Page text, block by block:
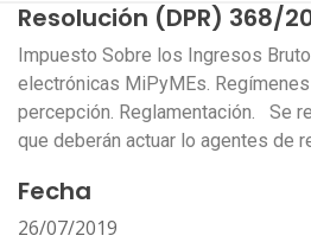
Resolución (DPR) 368/
Impuesto Sobre los Ingresos
electrónicas MiPyMEs.
percepción. Reglamentación. Se
que deberán actuar lo agentes de
Fecha
26/07/2019